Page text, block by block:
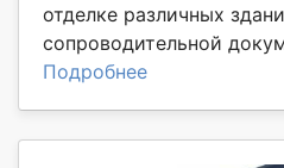
отделке различных
сопроводительной
Подробнее